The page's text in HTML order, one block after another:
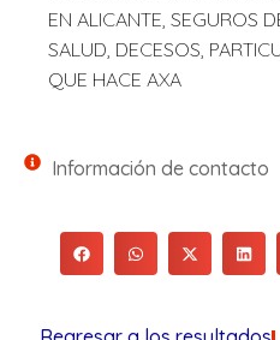
EN ALICANTE, SEGUROS
SALUD, DECESOS,
QUE HACE AXA
Información de contacto